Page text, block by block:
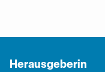
Herausgeberin